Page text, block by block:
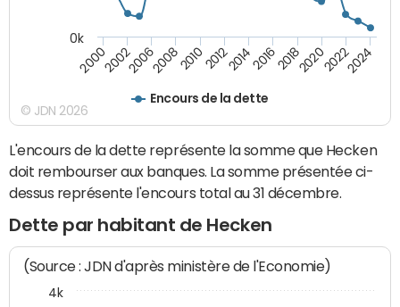
Encours de la dette
200020022006200820102012201420162018202020222024
0k
© JDN 2026
L'encours de la dette représente la somme que Hecken
doit rembourser aux banques. La somme présentée ci-
dessus représente l'encours total au 31 décembre.
Dette par habitant de Hecken
(Source : JDN d'après ministère de l'Economie)
4k